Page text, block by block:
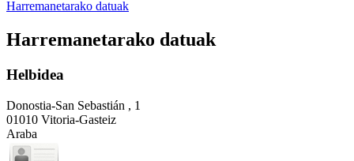
Harremanetarako datuak
Harremanetarako datuak
Helbidea
Donostia-San Sebastián , 1
01010 Vitoria-Gasteiz
Araba